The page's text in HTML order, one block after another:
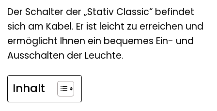
Der Schalter der „Stativ Classic“ befindet
sich am Kabel. Er ist leicht zu erreichen und
ermöglicht Ihnen ein bequemes Ein- und
Ausschalten der Leuchte.
Inhalt